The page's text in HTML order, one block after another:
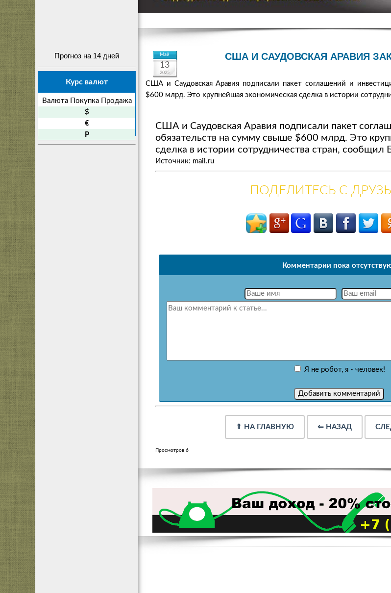
Прогноз на 14 дней
Курс валют
Валюта Покупка
Продажа
$
€
P
Май
13
2025
США И САУДОВСКАЯ АРАВИЯ
США и Саудовская Аравия подписали пакет соглашений и
$600 млрд. Это крупнейшая экономическая сделка в истории
США и Саудовская Аравия подписали пакет
обязательств на сумму свыше $600 млрд. Это
сделка в истории сотрудничества стран, сообщил
Источник: mail.ru
ПОДЕЛИТЕСЬ С
Комментарии пока
Я не робот, я - человек!
⇑ НА ГЛАВНУЮ ⇐ НАЗАД
Просмотров 6